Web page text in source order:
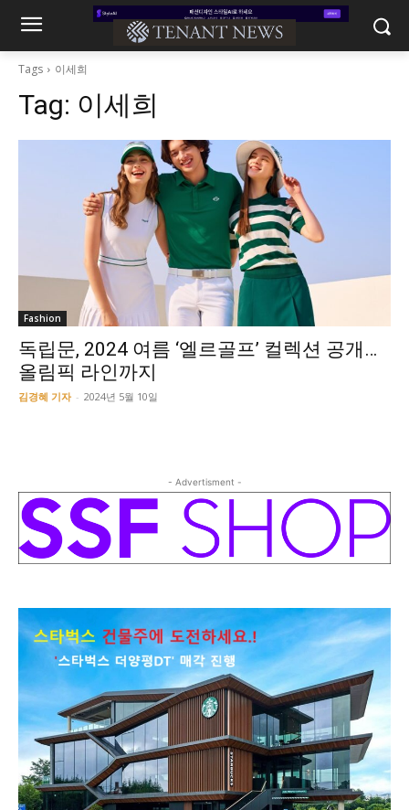
Tags 이세희
Tag: 이세희
Fashion
독립문, 2024 여름 ‘엘르골프’ 컬렉션 공개…
올림픽 라인까지
김경혜 기자 - 2024년 5월 10일
- Advertisment -